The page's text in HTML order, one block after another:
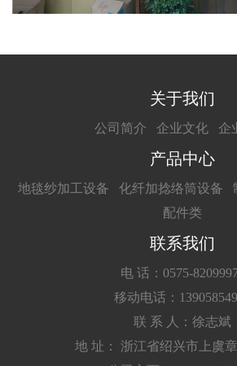
关于我们
公司简介 企业文化 企
产品中心
地毯纱加工设备 化纤加捻络筒设备
配件类
联系我们
电 话：0575-
移动电话：
联 系 人：徐志斌
地 址： 浙江省绍兴市上虞